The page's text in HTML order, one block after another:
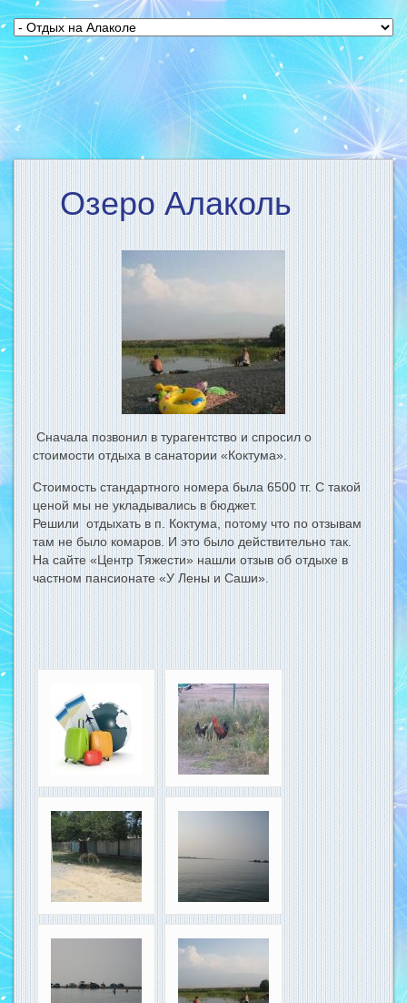
Озеро Алаколь
Сначала позвонил в турагентство и спросил о
стоимости отдыха в санатории «Коктума».
Стоимость стандартного номера была 6500 тг. С такой
ценой мы не укладывались в бюджет.
Решили отдыхать в п. Коктума, потому что по отзывам
там не было комаров. И это было действительно так.
На сайте «Центр Тяжести» нашли отзыв об отдыхе в
частном пансионате «У Лены и Саши».